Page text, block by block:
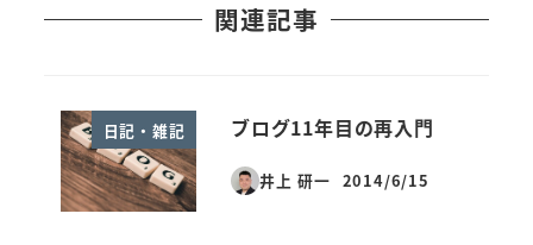
関連記事
日記・雑記 ブログ11年目の再入門
井上 研一
投稿日
2014/6/15